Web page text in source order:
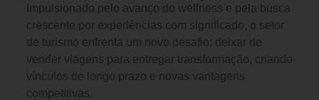
Impulsionado pelo avanço do wellness e pela busca
crescente por experiências com significado, o setor
de turismo enfrenta um novo desafio: deixar de
vender viagens para entregar transformação, criando
vínculos de longo prazo e novas vantagens
competitivas.